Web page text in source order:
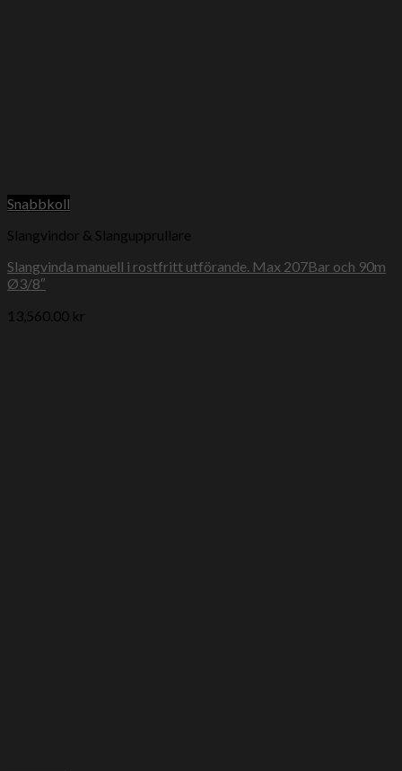
Snabbkoll
Slangvindor & Slangupprullare
Slangvinda manuell i rostfritt utförande. Max 207Bar och 90m
Ø3/8″
13,560.00 kr